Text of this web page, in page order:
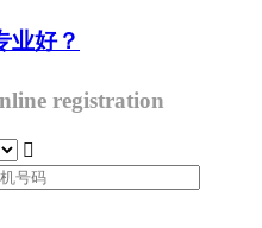
业好？
registration
